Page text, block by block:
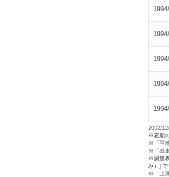
2002/
※着順
※「平
※「出
※減量
み）] で
※「上